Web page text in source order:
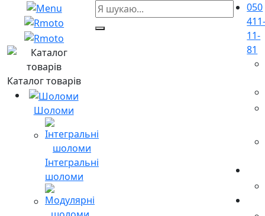
Каталог товарів
Шоломи
Інтегральні
шоломи
050
11-
81